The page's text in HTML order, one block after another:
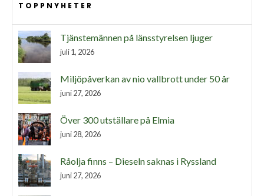
TOPPNYHETER
Tjänstemännen på länsstyrelsen ljuger
juli 1, 2026
Miljöpåverkan av nio vallbrott under 50 år
juni 27, 2026
Över 300 utställare på Elmia
juni 28, 2026
Råolja finns – Dieseln saknas i Ryssland
juni 27, 2026